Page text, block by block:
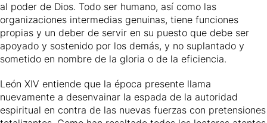
al poder de Dios. Todo ser humano, así como las
organizaciones intermedias genuinas, tiene funciones
propias y un deber de servir en su puesto que debe ser
apoyado y sostenido por los demás, y no suplantado y
sometido en nombre de la gloria o de la eficiencia.
León XIV entiende que la época presente llama
nuevamente a desenvainar la espada de la autoridad
espiritual en contra de las nuevas fuerzas con pretensiones